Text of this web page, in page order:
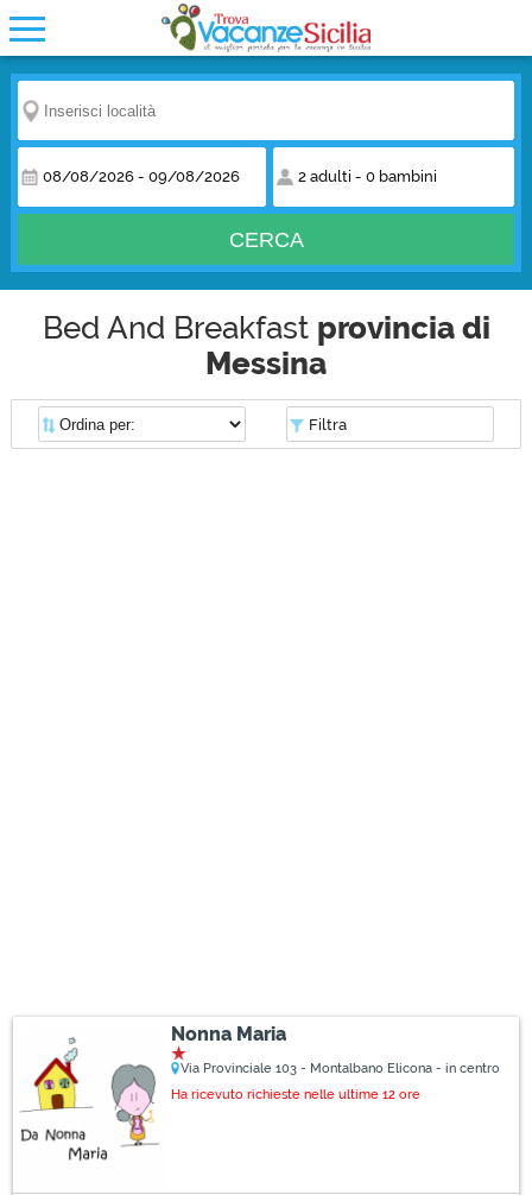
08/08/2026 - 09/08/2026 2 adulti - 0 bambini
CERCA
Bed And Breakfast provincia di
Messina
Filtra
Nonna Maria
Via Provinciale 103 - Montalbano Elicona - in centro
Ha ricevuto richieste nelle ultime 12 ore